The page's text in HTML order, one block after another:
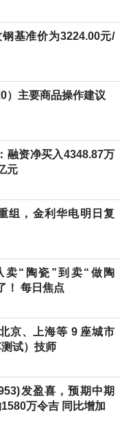
基准价为3224.00元/
）主要商品操作建议
融资净买入4348.87万
元
组，金利华电明日复
卖“陶瓷”到卖“做陶
！ 每日焦点
京、上海等 9 座城市
试）技师
发盈喜，预期中期
万令吉 同比增加